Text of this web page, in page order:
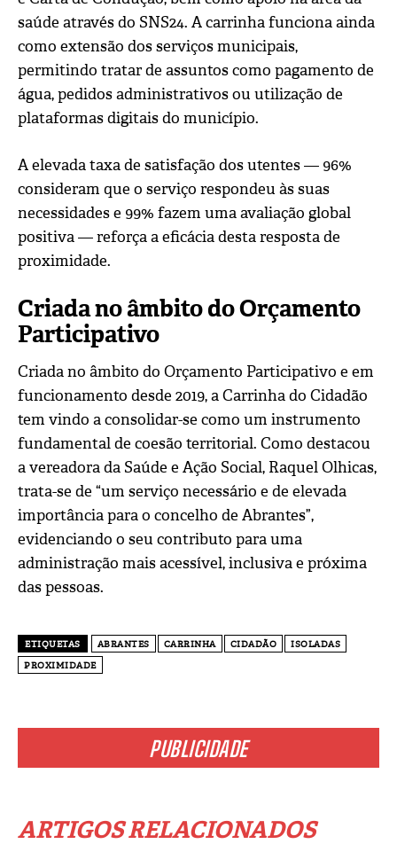
PUBLICIDADE
ARTIGOS RELACIONADOS
saúde através do SNS24. A carrinha funciona ainda
como extensão dos serviços municipais,
permitindo tratar de assuntos como pagamento de
água, pedidos administrativos ou utilização de
plataformas digitais do município.
A elevada taxa de satisfação dos utentes — 96%
consideram que o serviço respondeu às suas
necessidades e 99% fazem uma avaliação global
positiva — reforça a eficácia desta resposta de
proximidade.
Criada no âmbito do Orçamento
Participativo
Criada no âmbito do Orçamento Participativo e em
funcionamento desde 2019, a Carrinha do Cidadão
tem vindo a consolidar-se como um instrumento
fundamental de coesão territorial. Como destacou
a vereadora da Saúde e Ação Social, Raquel Olhicas,
trata-se de “um serviço necessário e de elevada
importância para o concelho de Abrantes”,
evidenciando o seu contributo para uma
administração mais acessível, inclusiva e próxima
das pessoas.
ETIQUETAS ABRANTES CARRINHA CIDADÃO
ISOLADAS
PROXIMIDADE